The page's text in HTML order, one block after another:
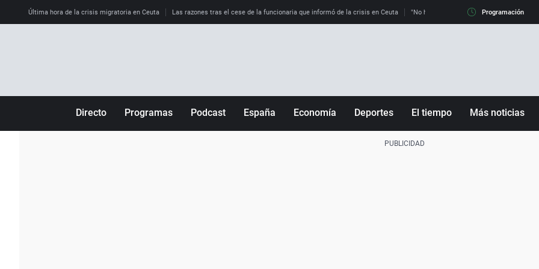
Última hora de la crisis migratoria en Ceuta Las razones tras el cese de la funcionaria que informó de la crisis en Ceuta "No hay mafias, que no nos engañen":
Programación
Directo Programas Podcast España Economía Deportes El tiempo Más noticias